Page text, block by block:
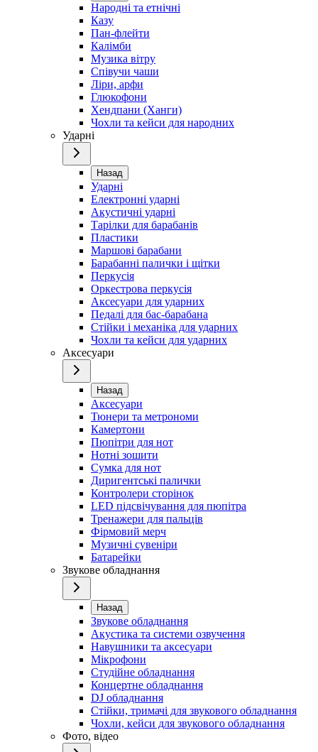
Народні та етнічні
Казу
Пан-флейти
Калімби
Музика вітру
Співучи чаши
Ліри, арфи
Глюкофони
Хендпани (Ханги)
Чохли та кейси для народних
Ударні
Назад
Ударні
Електронні ударні
Акустичні ударні
Тарілки для барабанів
Пластики
Маршові барабани
Барабанні палички і щітки
Перкусія
Оркестрова перкусія
Аксесуари для ударних
Педалі для бас-барабана
Стійки і механіка для ударних
Чохли та кейси для ударних
Аксесуари
Назад
Аксесуари
Тюнери та метрономи
Камертони
Пюпітри для нот
Нотні зошити
Сумка для нот
Диригентські палички
Контролери сторінок
LED підсвічування для пюпітра
Тренажери для пальців
Фірмовий мерч
Музичні сувеніри
Батарейки
Звукове обладнання
Назад
Звукове обладнання
Акустика та системи озвучення
Навушники та аксесуари
Мікрофони
Студійне обладнання
Концертне обладнання
DJ обладнання
Стійки, тримачі для звукового обладнання
Чохли, кейси для звукового обладнання
Фото, відео